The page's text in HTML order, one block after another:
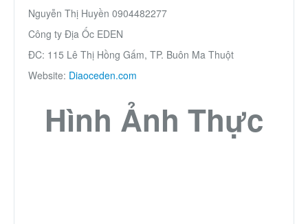
Liên hệ
Nguyễn Thị Huyền 0904482277
Công ty Địa Ốc EDEN
ĐC: 115 Lê Thị Hồng Gấm, TP. Buôn Ma Thuột
Website: Diaoceden.com
Hình Ảnh Thực